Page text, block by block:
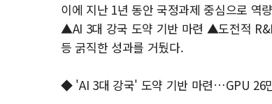
이에 지난 1년 동안 국정과제 중심으로 역
▲AI 3대 강국 도약 기반 마련 ▲도전적
등 굵직한 성과를 거뒀다.
◆ 'AI 3대 강국' 도약 기반 마련…GPU 26